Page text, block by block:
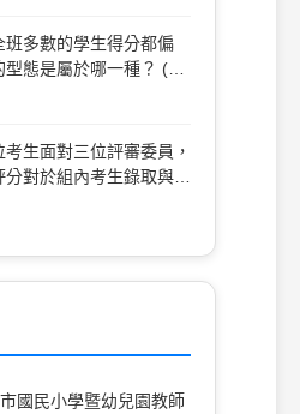
班多數的學生得分都偏
態是屬於哪一種？ (A)
分配(C)正偏態分配 (D)
生面對三位評審委員，
對於組內考生錄取與否
問下列那個統計數量接
員評分平均
。
國民小學暨幼兒園教師